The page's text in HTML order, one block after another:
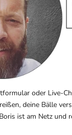
oder Live-
deine Bälle
ist am Netz und